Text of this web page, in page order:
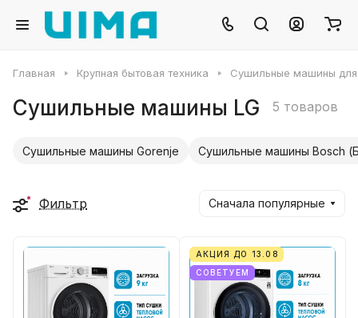
Главная Крупная бытовая техника Сушильные машины для
Сушильные машины LG 5 товаров
Сушильные машины Gorenje Сушильные машины Bosch
Фильтр Сначала популярные
АКЦИЯ ДО 13.08
СОВЕТУЕМ